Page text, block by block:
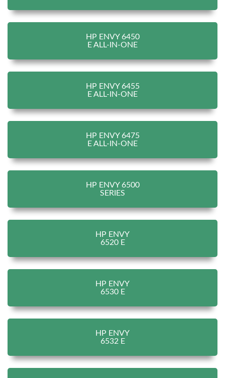
HP ENVY 6450
E ALL-IN-ONE
HP ENVY 6455
E ALL-IN-ONE
HP ENVY 6475
E ALL-IN-ONE
HP ENVY 6500
SERIES
HP ENVY
6520 E
HP ENVY
6530 E
HP ENVY
6532 E